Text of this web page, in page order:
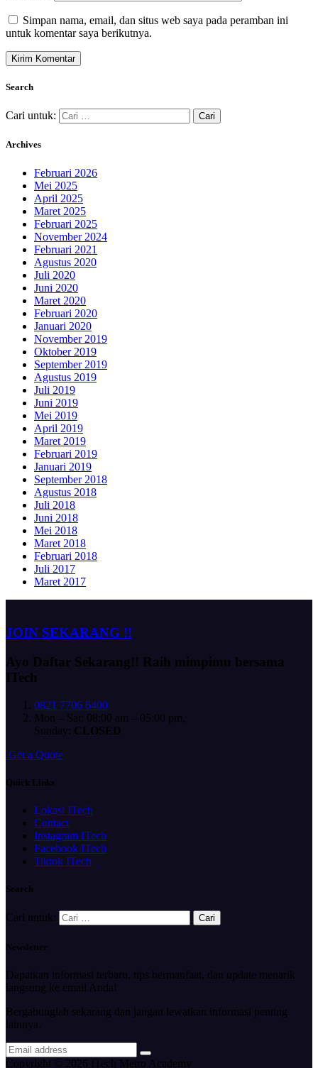
Simpan nama, email, dan situs web saya pada peramban ini
untuk komentar saya berikutnya.
Search
Cari untuk:
Archives
Februari 2026
Mei 2025
April 2025
Maret 2025
Februari 2025
November 2024
Februari 2021
Agustus 2020
Juli 2020
Juni 2020
Maret 2020
Februari 2020
Januari 2020
November 2019
Oktober 2019
September 2019
Agustus 2019
Juli 2019
Juni 2019
Mei 2019
April 2019
Maret 2019
Februari 2019
Januari 2019
September 2018
Agustus 2018
Juli 2018
Juni 2018
Mei 2018
Maret 2018
Februari 2018
Juli 2017
Maret 2017
JOIN SEKARANG !!
Ayo Daftar Sekarang!! Raih mimpimu bersama
ITech
0821 7706 6400
Mon – Sat: 08:00 am – 05:00 pm,
Sunday: CLOSED
Get a Quote
Quick Links
Lokasi ITech
Contact
Instagram ITech
Facebook ITech
Tiktok ITech
Search
Cari untuk:
Newsletter
Dapatkan informasi terbaru, tips bermanfaat, dan update menarik
langsung ke email Anda!
Bergabunglah sekarang dan jangan lewatkan informasi penting
lainnya.
Copyright © 2026 ITech Metro Academy